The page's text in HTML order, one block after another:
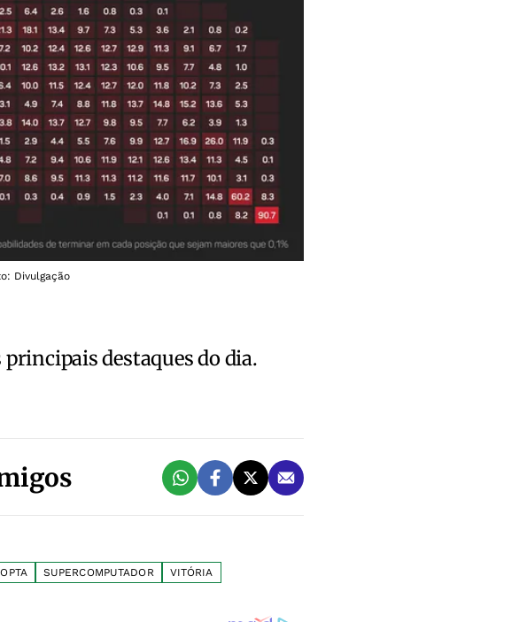
Divulgação
principais destaques do dia.
OPTA SUPERCOMPUTADOR VITÓRIA